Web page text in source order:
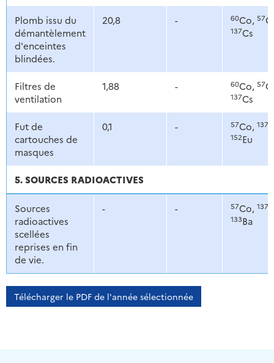
Plomb issu du
démantèlement
d'enceintes
blindées.
20,8 - 60Co, 57
137Cs
Filtres de
ventilation
1,88 - 60Co, 57
137Cs
Fut de
cartouches de
masques
0,1 - 57Co, 137
152Eu
5. SOURCES RADIOACTIVES
Sources
radioactives
scellées
reprises en fin
de vie.
- - 57Co, 137
133Ba
Télécharger le PDF de l'année sélectionnée